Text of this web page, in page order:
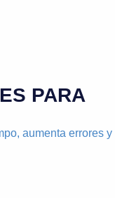
PARA
aumenta errores y